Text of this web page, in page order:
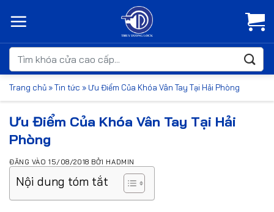
qua
dungTìm
kiếm:
Trang chủ »Tin tức » Ưu Điểm Của Khóa Vân Tay Tại Hải Phòng
Ưu Điểm Của Khóa Vân Tay Tại Hải
Phòng
ĐĂNG VÀO15/08/2018 BỞI HADMIN
Nội dung tóm tắt